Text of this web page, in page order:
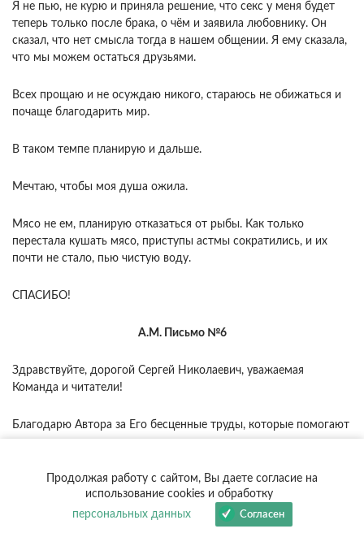
Я не пью, не курю и приняла решение, что секс у меня будет
теперь только после брака, о чём и заявила любовнику. Он
сказал, что нет смысла тогда в нашем общении. Я ему сказала,
что мы можем остаться друзьями.
Всех прощаю и не осуждаю никого, стараюсь не обижаться и
почаще благодарить мир.
В таком темпе планирую и дальше.
Мечтаю, чтобы моя душа ожила.
Мясо не ем, планирую отказаться от рыбы. Как только
перестала кушать мясо, приступы астмы сократились, и их
почти не стало, пью чистую воду.
СПАСИБО!
А.М. Письмо №6
Здравствуйте, дорогой Сергей Николаевич, уважаемая
Команда и читатели!
Благодарю Автора за Его бесценные труды, которые помогают
Книги Сергея Николаевича читаю более двадцати лет и могу
сказать, что, во многом, эти исследования, понимание сути
Продолжая работу с сайтом, Вы даете согласие на
использование cookies и обработку
персональных данных
Согласен